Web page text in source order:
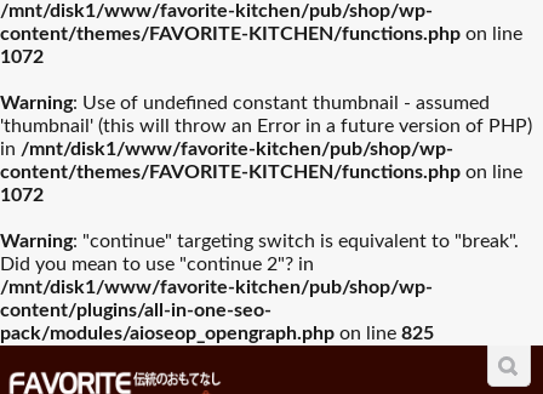
/mnt/disk1/www/favorite-kitchen/pub/shop/wp-
content/themes/FAVORITE-KITCHEN/functions.php on line
1072
Warning: Use of undefined constant thumbnail - assumed
'thumbnail' (this will throw an Error in a future version of PHP)
in /mnt/disk1/www/favorite-kitchen/pub/shop/wp-
content/themes/FAVORITE-KITCHEN/functions.php on line
1072
Warning: "continue" targeting switch is equivalent to "break".
Did you mean to use "continue 2"? in
/mnt/disk1/www/favorite-kitchen/pub/shop/wp-
content/plugins/all-in-one-seo-
pack/modules/aioseop_opengraph.php on line 825